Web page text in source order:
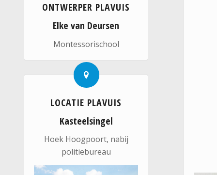
ONTWERPER PLAVUIS
Elke van Deursen
Montessorischool
LOCATIE PLAVUIS
Kasteelsingel
Hoek Hoogpoort, nabij
politiebureau